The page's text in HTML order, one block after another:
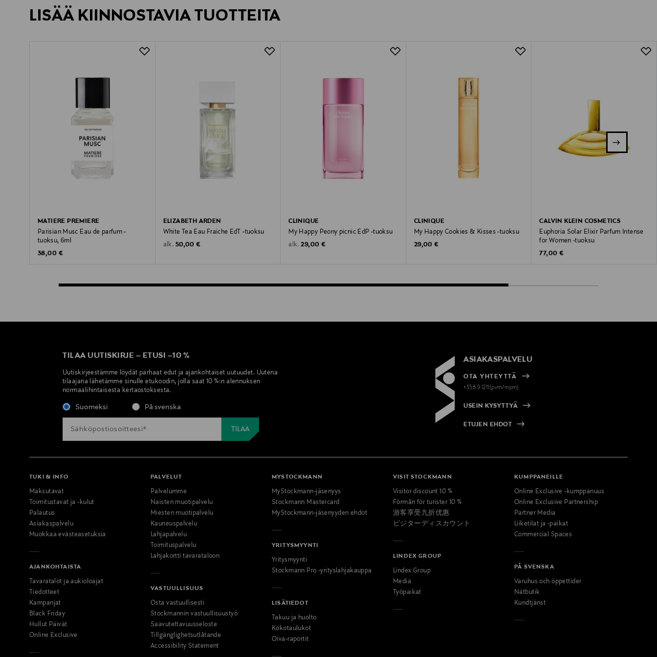
LISÄÄ KIINNOSTAVIA TUOTTEITA
MATIERE PREMIERE
Parisian Musc Eau de parfum -
tuoksu, 6ml
Original Price
38,00 €
ELIZABETH ARDEN
White Tea Eau Fraiche EdT -tuoksu
alk. Original Price
50,00 €
CLINIQUE
My Happy Peony picnic EdP -tuoksu
alk. Original Price
29,00 €
CLINIQUE
My Happy Cookies & Kisses -tuoksu
Original Price
29,00 €
CALVIN KLEIN COSMETICS
Euphoria Solar Elixir Parfum Intense
for Women -tuoksu
Original Price
77,00 €
TILAA UUTISKIRJE – ETUSI –10 %
Uutiskirjeestämme löydät parhaat edut ja ajankohtaiset uutuudet. Uutena
tilaajana lähetämme sinulle etukoodin, jolla saat 10 %:n alennuksen
normaalihintaisesta kertaostoksesta.
Suomeksi På svenska
ASIAKASPALVELU
OTA YHTEYTTÄ
+358 9 1211(pvm/mpm)
USEIN KYSYTTYÄ
ETUJEN EHDOT
TUKI & INFO
Maksutavat
Toimitustavat ja -kulut
Palautus
Asiakaspalvelu
Muokkaa evästeasetuksia
AJANKOHTAISTA
Tavaratalot ja aukioloajat
Tiedotteet
Kampanjat
Black Friday
Hullut Päivät
Online Exclusive
PALVELUT
Palvelumme
Naisten muotipalvelu
Miesten muotipalvelu
Kauneuspalvelu
Lahjapalvelu
Toimituspalvelu
Lahjakortti tavarataloon
VASTUULLISUUS
Osta vastuullisesti
Stockmannin vastuullisuustyö
Saavutettavuusseloste
Tillgänglighetsutlåtande
Accessibility Statement
MYSTOCKMANN
MyStockmann-jäsenyys
Stockmann Mastercard
MyStockmann-jäsenyyden ehdot
YRITYSMYYNTI
Yritysmyynti
Stockmann Pro -yrityslahjakauppa
LISÄTIEDOT
Takuu ja huolto
Kokotaulukot
Oiva-raportit
VISIT STOCKMANN
Visitor discount 10 %
Förmån för turister 10 %
游客享受九折优惠
ビジターディスカウント
LINDEX GROUP
Lindex Group
Media
Työpaikat
KUMPPANEILLE
Online Exclusive -kumppanuus
Online Exclusive Partnership
Partner Media
Liiketilat ja -paikat
Commercial Spaces
PÅ SVENSKA
Varuhus och öppettider
Nätbutik
Kundtjänst